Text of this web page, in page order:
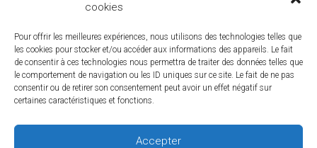
cookies
Pour offrir les meilleures expériences, nous utilisons des technologies telles que
les cookies pour stocker et/ou accéder aux informations des appareils. Le fait
de consentir à ces technologies nous permettra de traiter des données telles que
le comportement de navigation ou les ID uniques sur ce site. Le fait de ne pas
consentir ou de retirer son consentement peut avoir un effet négatif sur
certaines caractéristiques et fonctions.
Accepter